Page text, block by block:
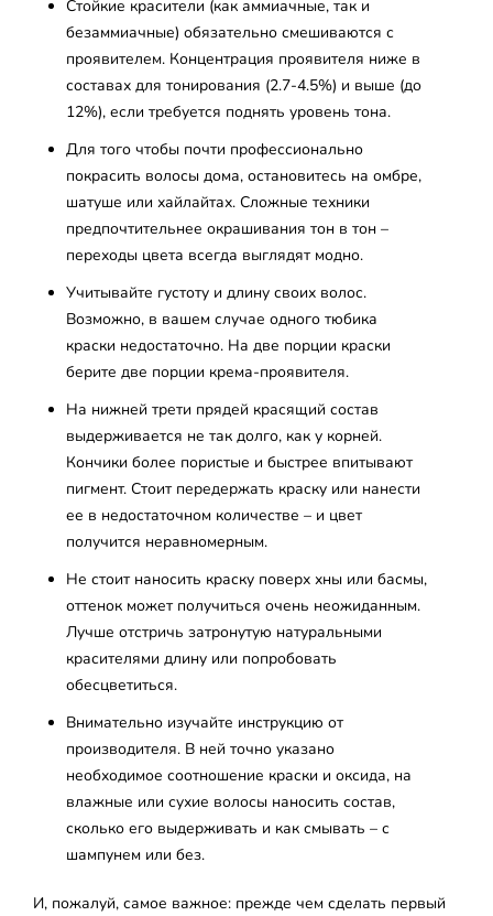
Стойкие красители (как аммиачные, так и
безаммиачные) обязательно смешиваются с
проявителем. Концентрация проявителя ниже в
составах для тонирования (2.7-4.5%) и выше (до
12%), если требуется поднять уровень тона.
Для того чтобы почти профессионально
покрасить волосы дома, остановитесь на омбре,
шатуше или хайлайтах. Сложные техники
предпочтительнее окрашивания тон в тон –
переходы цвета всегда выглядят модно.
Учитывайте густоту и длину своих волос.
Возможно, в вашем случае одного тюбика
краски недостаточно. На две порции краски
берите две порции крема-проявителя.
На нижней трети прядей красящий состав
выдерживается не так долго, как у корней.
Кончики более пористые и быстрее впитывают
пигмент. Стоит передержать краску или нанести
ее в недостаточном количестве – и цвет
получится неравномерным.
Не стоит наносить краску поверх хны или басмы,
оттенок может получиться очень неожиданным.
Лучше отстричь затронутую натуральными
красителями длину или попробовать
обесцветиться.
Внимательно изучайте инструкцию от
производителя. В ней точно указано
необходимое соотношение краски и оксида, на
влажные или сухие волосы наносить состав,
сколько его выдерживать и как смывать – с
шампунем или без.
И, пожалуй, самое важное: прежде чем сделать первый